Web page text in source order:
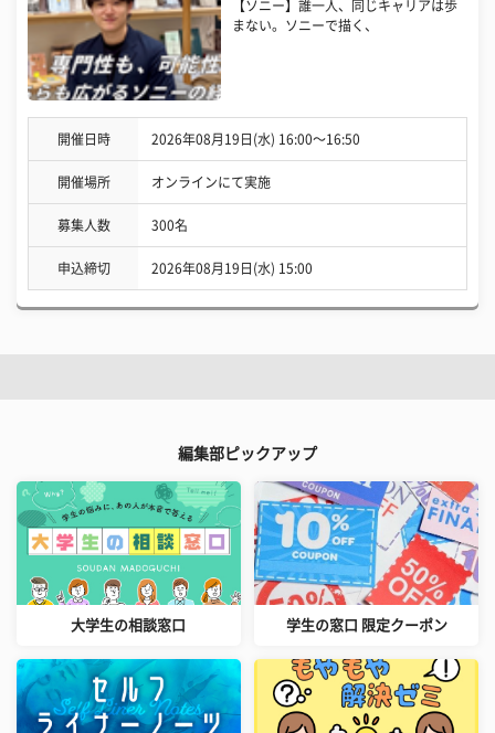
【ソニー】誰一人、同じキャリアは歩
まない。ソニーで描く、
開催日時 2026年08月19日(水) 16:00〜16:50
開催場所 オンラインにて実施
募集人数 300名
申込締切 2026年08月19日(水) 15:00
編集部ピックアップ
大学生の相談窓口 学生の窓口 限定クーポン